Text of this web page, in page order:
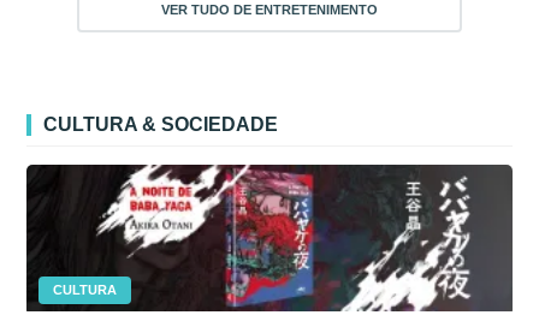
VER TUDO DE ENTRETENIMENTO
CULTURA & SOCIEDADE
CULTURA